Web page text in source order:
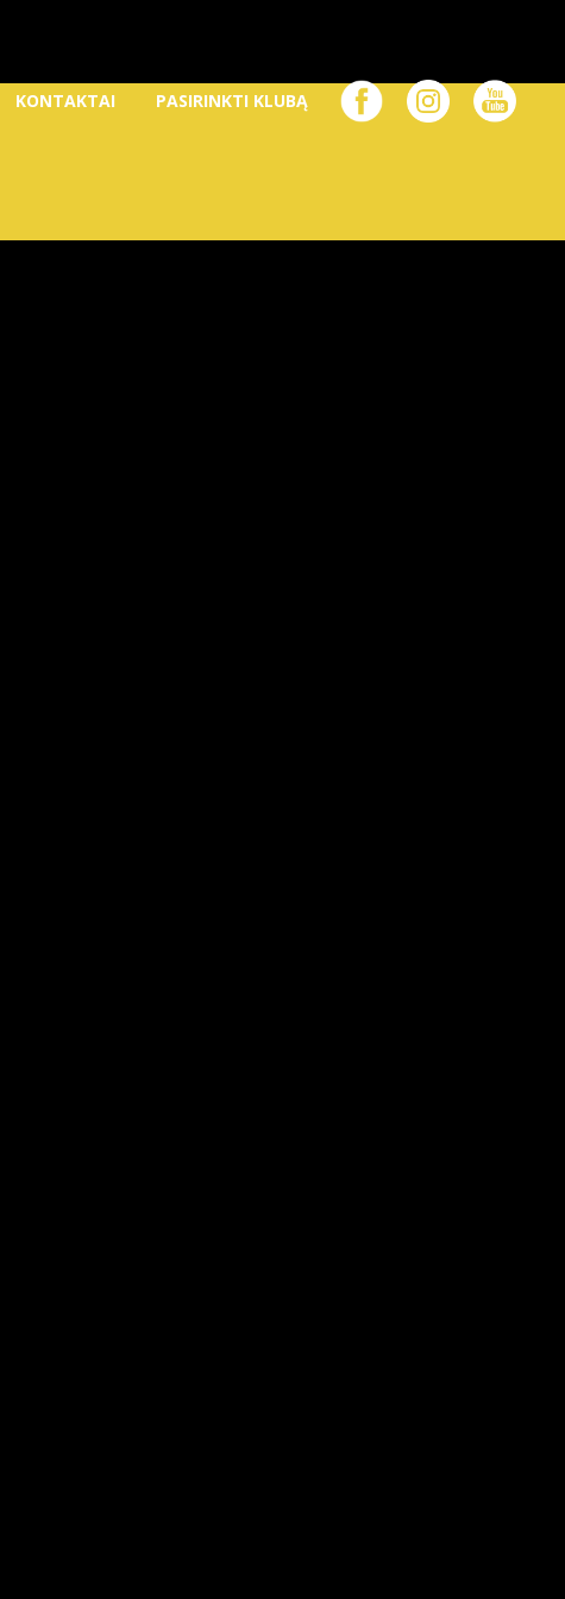
KONTAKTAI PASIRINKTI KLUBĄ